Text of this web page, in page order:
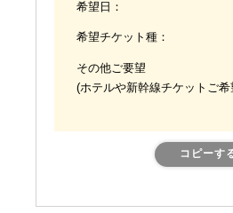
希望日：
希望チケット種：
その他ご要望
(ホテルや新幹線チケットご
コピーす